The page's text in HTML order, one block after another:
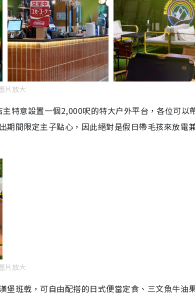
片放大
特意設置一個2,000呎的特大户外平台，各位可以
期間限定主子點心，因此絕對是假日帶毛孩來放電
片放大
堡班戟，可自由配搭的日式便當定食、三文魚牛油